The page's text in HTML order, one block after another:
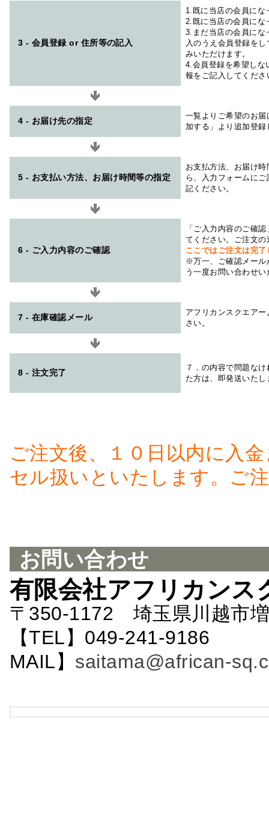
3 - 会員登録 or 住所等の記入
1.既に当店の会員にな
2.既に当店の会員にな
3.まだ当店の会員にな
入のうえ会員登録を
みいただけます。
4.会員登録を希望しな
報をご記入してくださ
4 - お届け先の指定
一覧よりご希望のお
加する」より追加登
5 - お支払い方法、お届け時間等の指定
お支払方法、お届け
ら、入力フォームに
記ください。
6 - ご入力内容のご確認
「ご入力内容のご確
てください。ご注文
ここではご注文は完
※万一、ご確認メール
う一度お問い合わせ
7 - 在庫確認メール
アフリカンスクエアー
さい。
8 - 注文完了
７．の内容で問題な
た方は、即発送いたし
ご注文後、１０日以内に入
セル扱いといたします。ご
お問い合わせ
有限会社アフリカンス
〒350-1172 埼玉県川越市
【TEL】049-241-
MAIL】 saitama@african-